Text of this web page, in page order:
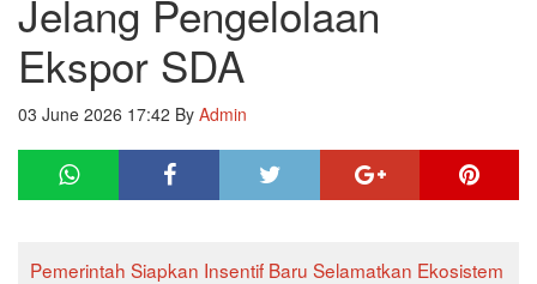
Jelang Pengelolaan
Ekspor SDA
03 June 2026 17:42 By Admin
Pemerintah Siapkan Insentif Baru Selamatkan Ekosistem